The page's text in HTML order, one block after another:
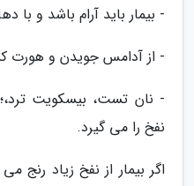
- بیمار باید آرام باشد و با
- از آدامس جویدن و هورت
- نان تست، بیسکویت
نفخ را می گیرد.
اگر بیمار از نفخ زیاد رنج